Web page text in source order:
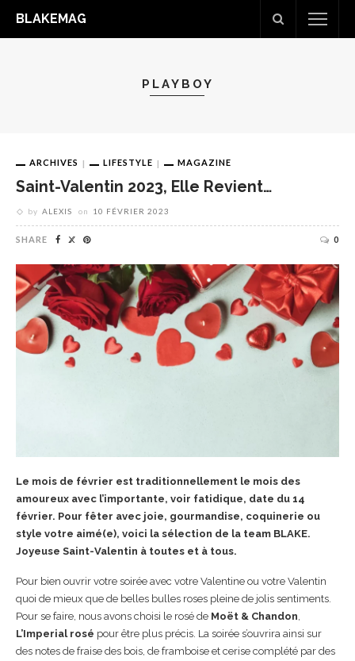
BLAKEMAG
PLAYBOY
ARCHIVES LIFESTYLE MAGAZINE
Saint-Valentin 2023, Elle Revient…
by ALEXIS on 10 FÉVRIER 2023
SHARE 0
Le mois de février est traditionnellement le mois des
amoureux avec l’importante, voir fatidique, date du 14
février. Pour fêter avec joie, gourmandise, coquinerie ou
style votre aimé(e), voici la sélection de la team BLAKE.
Joyeuse Saint-Valentin à toutes et à tous.
Pour bien ouvrir votre soirée avec votre Valentine ou votre Valentin
quoi de mieux que de belles bulles roses pleine de jolis sentiments.
Pour se faire, nous avons choisi le rosé de Moët & Chandon
L’Imperial rosé pour être plus précis. La soirée s’ouvrira ainsi sur
des notes de fraise des bois, de framboise et cerise complété par des